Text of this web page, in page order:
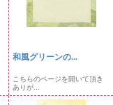
和風グリーンの...
こちらのページを開いて頂き
ありが...